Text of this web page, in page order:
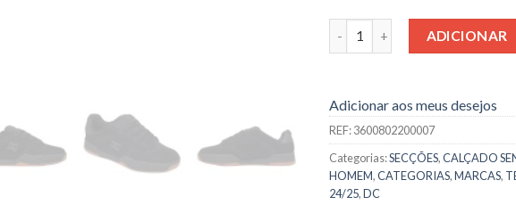
Quantidade ADICIONAR
Adicionar aos meus desejos
REF:3600802200007
Categorias:SECÇÕES,CALÇADO
HOMEM,CATEGORIAS,MARCAS,
24/25,DC